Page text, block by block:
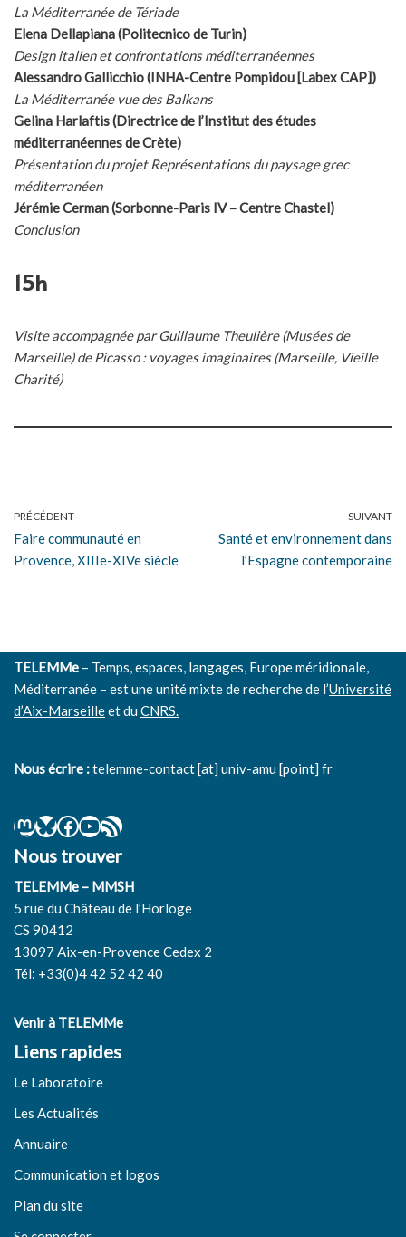
La Méditerranée de Tériade
Elena Dellapiana (Politecnico de Turin)
Design italien et confrontations méditerranéennes
Alessandro Gallicchio (INHA-Centre Pompidou [Labex CAP])
La Méditerranée vue des Balkans
Gelina Harlaftis (Directrice de l’Institut des études
méditerranéennes de Crète)
Présentation du projet Représentations du paysage grec
méditerranéen
Jérémie Cerman (Sorbonne-Paris IV – Centre Chastel)
Conclusion
15h
Visite accompagnée par Guillaume Theulière (Musées de
Marseille) de Picasso : voyages imaginaires (Marseille, Vieille
Charité)
PRÉCÉDENT
Faire communauté en
Provence, XIIIe-XIVe siècle
SUIVANT
Santé et environnement dans
l’Espagne contemporaine
TELEMMe – Temps, espaces, langages, Europe méridionale,
Méditerranée – est une unité mixte de recherche de l’Université
d’Aix-Marseilleet duCNRS.
Nous écrire :telemme-contact [at] univ-amu [point] fr
Nous trouver
TELEMMe – MMSH
5 rue du Château de l’Horloge
CS 90412
13097 Aix-en-Provence Cedex 2
Tél: +33(0)4 42 52 42 40
Venir à TELEMMe
Liens rapides
Le Laboratoire
Les Actualités
Annuaire
Communication et logos
Plan du site